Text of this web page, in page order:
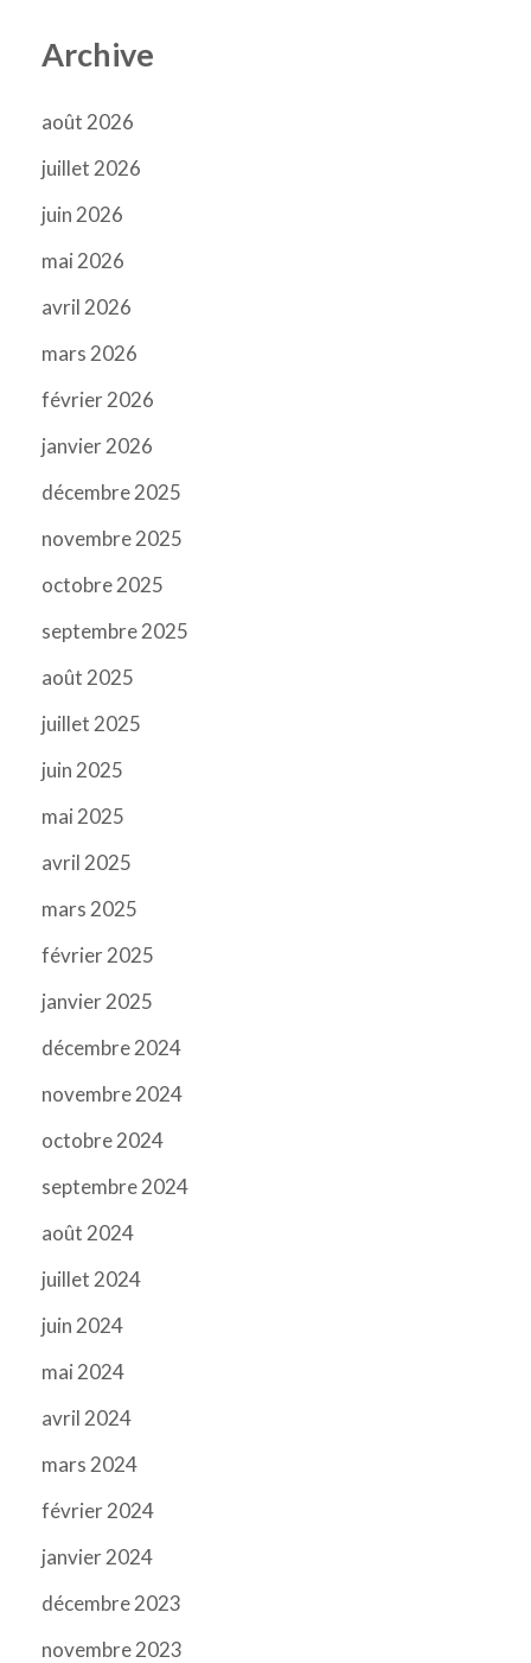
Archive
août 2026
juillet 2026
juin 2026
mai 2026
avril 2026
mars 2026
février 2026
janvier 2026
décembre 2025
novembre 2025
octobre 2025
septembre 2025
août 2025
juillet 2025
juin 2025
mai 2025
avril 2025
mars 2025
février 2025
janvier 2025
décembre 2024
novembre 2024
octobre 2024
septembre 2024
août 2024
juillet 2024
juin 2024
mai 2024
avril 2024
mars 2024
février 2024
janvier 2024
décembre 2023
novembre 2023